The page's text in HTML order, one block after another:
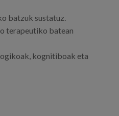
batzuk sustatuz.
terapeutiko batean
kognitiboak eta